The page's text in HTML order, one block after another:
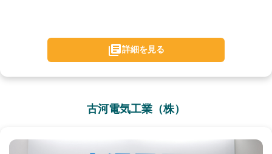
詳細を見る
古河電気工業（株）